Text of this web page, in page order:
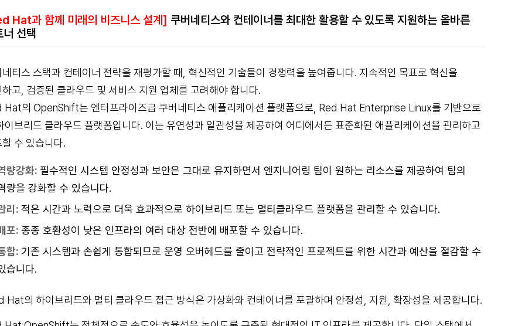
Hat과 함께 미래의 비즈니스 설계] 쿠버네티스와 컨테이너를 최대한 활용할 수 있도록 지원하는 올바른
너 선택
티스 스택과 컨테이너 전략을 재평가할 때, 혁신적인 기술들이 경쟁력을 높여줍니다. 지속적인 목표로 혁신을
고, 검증된 클라우드 및 서비스 지원 업체를 고려해야 합니다.
Hat의 OpenShift는 엔터프라이즈급 쿠버네티스 애플리케이션 플랫폼으로, Red Hat Enterprise Linux를 기반으로
이브리드 클라우드 플랫폼입니다. 이는 유연성과 일관성을 제공하여 어디에서든 표준화된 애플리케이션을 관리하고
수 있습니다.
량강화: 필수적인 시스템 안정성과 보안은 그대로 유지하면서 엔지니어링 팀이 원하는 리소스를 제공하여 팀의
량을 강화할 수 있습니다.
리: 적은 시간과 노력으로 더욱 효과적으로 하이브리드 또는 멀티클라우드 플랫폼을 관리할 수 있습니다.
포: 종종 호환성이 낮은 인프라의 여러 대상 전반에 배포할 수 있습니다.
합: 기존 시스템과 손쉽게 통합되므로 운영 오버헤드를 줄이고 전략적인 프로젝트를 위한 시간과 예산을 절감할 수
습니다.
Hat의 하이브리드와 멀티 클라우드 접근 방식은 가상화와 컨테이너를 포괄하며 안정성, 지원, 확장성을 제공합니다.